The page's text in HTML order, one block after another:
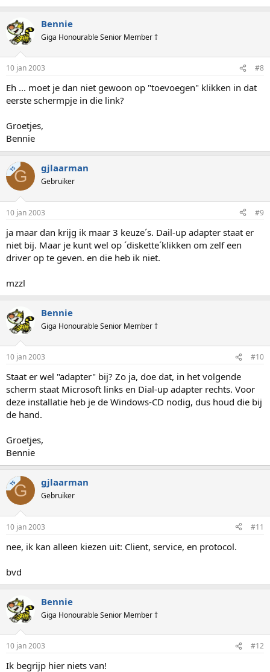
Bennie
Giga Honourable Senior Member †
10 jan 2003 #8
Eh ... moet je dan niet gewoon op "toevoegen" klikken in dat
eerste schermpje in die link?
Groetjes,
Bennie
TSG gjlaarman
Gebruiker
10 jan 2003 #9
ja maar dan krijg ik maar 3 keuze´s. Dail-up adapter staat er
niet bij. Maar je kunt wel op ´diskette´klikken om zelf een
driver op te geven. en die heb ik niet.
mzzl
Bennie
Giga Honourable Senior Member †
10 jan 2003 #10
Staat er wel "adapter" bij? Zo ja, doe dat, in het volgende
scherm staat Microsoft links en Dial-up adapter rechts. Voor
deze installatie heb je de Windows-CD nodig, dus houd die bij
de hand.
Groetjes,
Bennie
TSG gjlaarman
Gebruiker
10 jan 2003 #11
nee, ik kan alleen kiezen uit: Client, service, en protocol.
bvd
Bennie
Giga Honourable Senior Member †
10 jan 2003 #12
Ik begrijp hier niets van!